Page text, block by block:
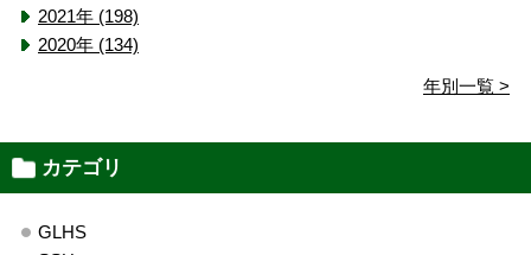
2021年 (198)
2020年 (134)
年別一覧 >
カテゴリ
GLHS